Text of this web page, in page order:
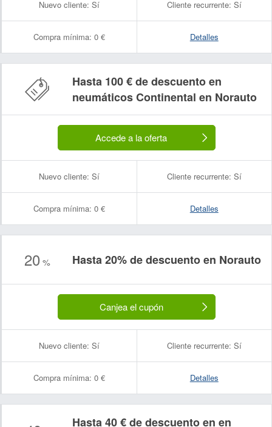
Nuevo cliente: Sí Cliente recurrente: Sí
Compra mínima: 0 € Detalles
Hasta 100 € de descuento en
neumáticos Continental en Norauto
Accede a la oferta
Nuevo cliente: Sí Cliente recurrente: Sí
Compra mínima: 0 € Detalles
20 % Hasta 20% de descuento en Norauto
Canjea el cupón
Nuevo cliente: Sí Cliente recurrente: Sí
Compra mínima: 0 € Detalles
Hasta 40 € de descuento en en